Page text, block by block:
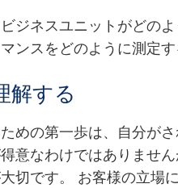
ジネスユニットがどの
ンスをどのように測定す
解する
めの第一歩は、自分が
意なわけではありませ
切です。 お客様の立場